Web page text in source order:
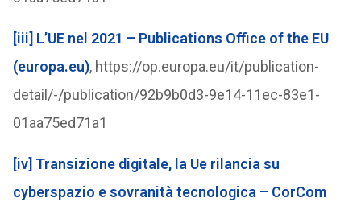
[iii] L’UE nel 2021 – Publications Office of the EU
(europa.eu), https://op.europa.eu/it/publication-
detail/-/publication/92b9b0d3-9e14-11ec-83e1-
01aa75ed71a1
[iv] Transizione digitale, la Ue rilancia su
cyberspazio e sovranità tecnologica – CorCom